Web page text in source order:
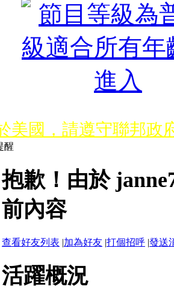
美國，請遵守聯邦政
會員遇見詐騙行為
名斂財詐騙或性交
醒
抱歉！由於
前內容
查看好友列表 |加為好友 |打個招呼 |發送
活躍概況